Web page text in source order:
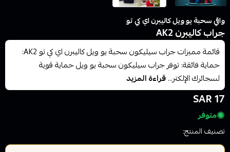
واقي سحبة يو ويل كاليبرن اي كي تو
جراب كاليبرن AK2
قائمة مميزات جراب سيليكون سحبة يو ويل كاليبرن اي كي تو AK2:
حماية فائقة: توفر جراب سيليكون سحبة يو ويل حماية قوية
لسجائرك الإلكتر...قراءة المزيد
17 SAR
متوفر
تصنيف المنتج: